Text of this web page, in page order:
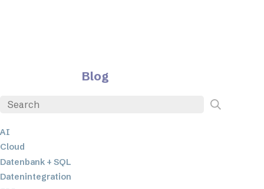
Blog
AI
Cloud
Datenbank + SQL
Datenintegration